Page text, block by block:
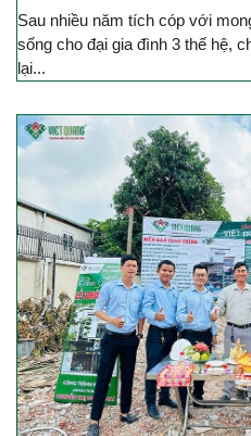
Sau nhiều năm tích cóp với
sống cho đại gia đình 3 thế hệ,
lại...